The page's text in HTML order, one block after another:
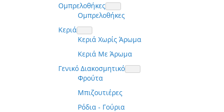
Ομπρελοθήκες
Ομπρελοθήκες
Κεριά
Κεριά Χωρίς Άρωμα
Κεριά Με Άρωμα
Γενικό Διακοσμητικό
Φρούτα
Μπιζουτιέρες
Ρόδια - Γούρια